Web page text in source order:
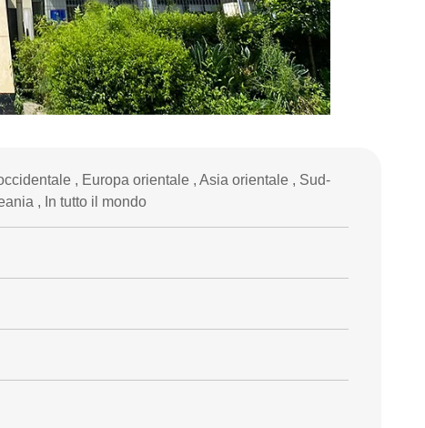
, Europa orientale , Asia orientale , Sud-
, In tutto il mondo